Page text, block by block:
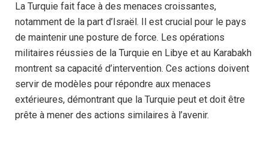
La Turquie fait face à des menaces croissantes,
notamment de la part d’Israël. Il est crucial pour le pays
de maintenir une posture de force. Les opérations
militaires réussies de la Turquie en Libye et au Karabakh
montrent sa capacité d’intervention. Ces actions doivent
servir de modèles pour répondre aux menaces
extérieures, démontrant que la Turquie peut et doit être
prête à mener des actions similaires à l’avenir.